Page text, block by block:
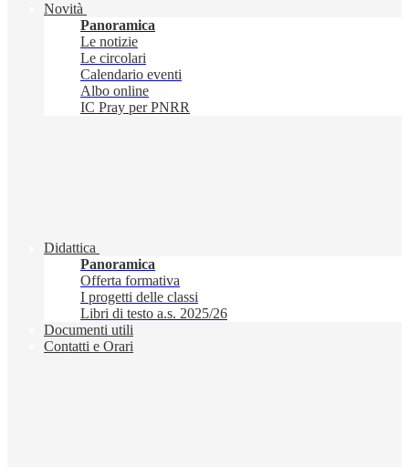
Novità
Panoramica
Le notizie
Le circolari
Calendario eventi
Albo online
IC Pray per PNRR
Didattica
Panoramica
Offerta formativa
I progetti delle classi
Libri di testo a.s. 2025/26
Documenti utili
Contatti e Orari